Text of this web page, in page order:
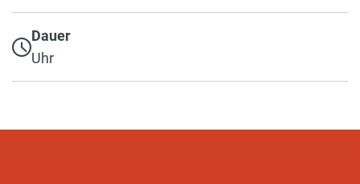
Dauer
Uhr